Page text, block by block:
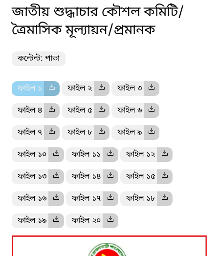
জাতীয় শুদ্ধাচার কৌশল কমিটি/
ত্রৈমাসিক মূল্যায়ন/প্রমানক
কন্টেন্ট: পাতা
ফাইল ১ ফাইল ২ ফাইল ৩
ফাইল ৪ ফাইল ৫ ফাইল ৬
ফাইল ৭ ফাইল ৮ ফাইল ৯
ফাইল ১০ ফাইল ১১ ফাইল ১২
ফাইল ১৩ ফাইল ১৪ ফাইল ১৫
ফাইল ১৬ ফাইল ১৭ ফাইল ১৮
ফাইল ১৯ ফাইল ২০